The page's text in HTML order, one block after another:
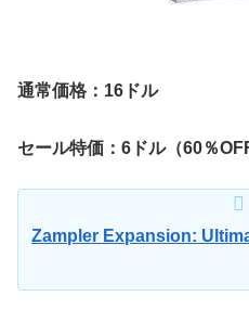
通常価格：16ドル
セール特価：6ドル（60％OFF
Zampler Expansion: